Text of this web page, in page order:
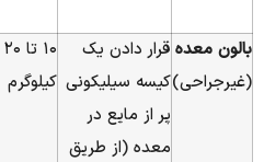
بالون معده
(غیرجراحی)
قرار دادن یک
کیسه سیلیکونی
پر از مایع در
معده (از طریق
۱۰ تا ۲۰
کیلوگرم